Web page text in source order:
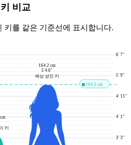
비교
키를 같은 기준선에 표시합니다.
3' 3"
4' 1"
4' 11"
5' 9"
6' 7"
164.2 cm
164.2 cm
5'4.6"
예상 성인 키
키